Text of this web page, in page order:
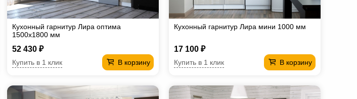
Кухонный гарнитур Лира оптима
1500х1800 мм
52 430 ₽
В корзину
Купить в 1 клик
Кухонный гарнитур Лира мини 1000 мм
17 100 ₽
В корзину
Купить в 1 клик